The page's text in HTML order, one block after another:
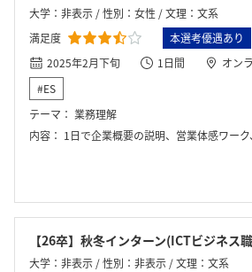
大学：非表示 / 性別：女性 / 文理：文系
満足度
本選考優遇あり
2025年2月下旬
1日間
オン
#ES
テーマ： 業務理解
内容： 1日で企業概要の説明、営業体感ワーク、損害サービス体感ワーク、人事部の方との座談会がありました。発表もあります
【26卒】秋冬インターン(ICTビジネス
大学：非表示 / 性別：非表示 / 文理：文系